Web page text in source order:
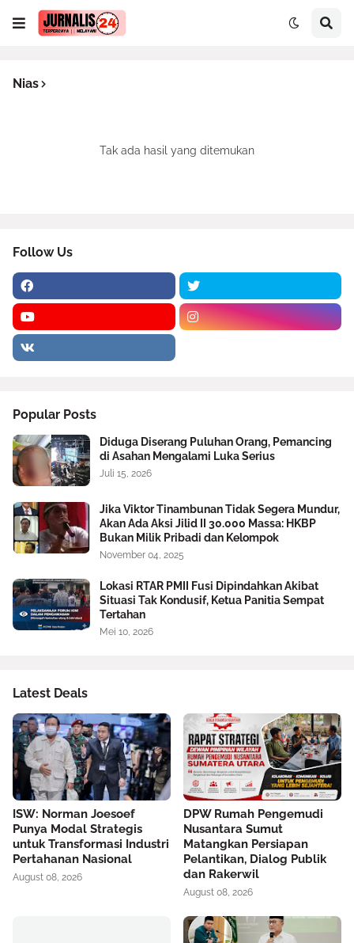
Nias
Tak ada hasil yang ditemukan
Follow Us
Popular Posts
Diduga Diserang Puluhan Orang, Pemancing
di Asahan Mengalami Luka Serius
Juli 15, 2026
Jika Viktor Tinambunan Tidak Segera Mundur,
Akan Ada Aksi Jilid II 30.000 Massa: HKBP
Bukan Milik Pribadi dan Kelompok
November 04, 2025
Lokasi RTAR PMII Fusi Dipindahkan Akibat
Situasi Tak Kondusif, Ketua Panitia Sempat
Tertahan
Mei 10, 2026
Latest Deals
ISW: Norman Joesoef
Punya Modal Strategis
untuk Transformasi Industri
Pertahanan Nasional
August 08, 2026
DPW Rumah Pengemudi
Nusantara Sumut
Matangkan Persiapan
Pelantikan, Dialog Publik
dan Rakerwil
August 08, 2026